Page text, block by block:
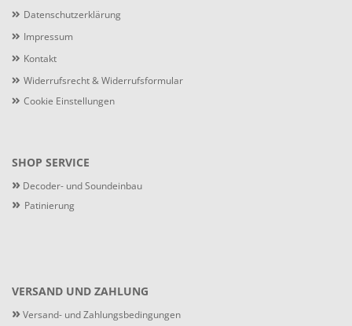
Datenschutzerklärung
Impressum
Kontakt
Widerrufsrecht & Widerrufsformular
Cookie Einstellungen
SHOP SERVICE
» Decoder- und Soundeinbau
» Patinierung
VERSAND UND ZAHLUNG
» Versand- und Zahlungsbedingungen